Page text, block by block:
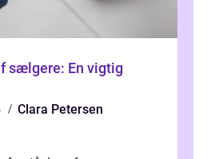
sælgere: En vigtig
Clara Petersen